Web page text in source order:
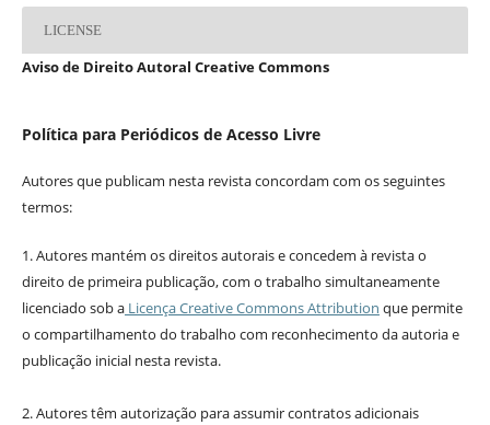
LICENSE
Aviso de Direito Autoral Creative Commons
Política para Periódicos de Acesso Livre
Autores que publicam nesta revista concordam com os seguintes
termos:
1. Autores mantém os direitos autorais e concedem à revista o
direito de primeira publicação, com o trabalho simultaneamente
licenciado sob aLicença Creative Commons Attribution que permite
o compartilhamento do trabalho com reconhecimento da autoria e
publicação inicial nesta revista.
2. Autores têm autorização para assumir contratos adicionais